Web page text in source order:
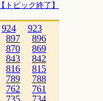
【トピック終了】
924
923
897
896
870
869
843
842
816
815
789
788
762
761
735
734